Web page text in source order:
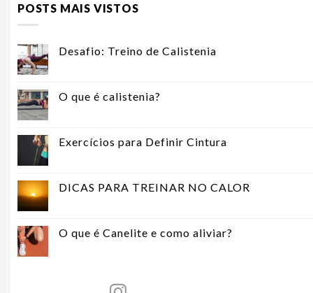
POSTS MAIS VISTOS
Desafio: Treino de Calistenia
O que é calistenia?
Exercícios para Definir Cintura
DICAS PARA TREINAR NO CALOR
O que é Canelite e como aliviar?